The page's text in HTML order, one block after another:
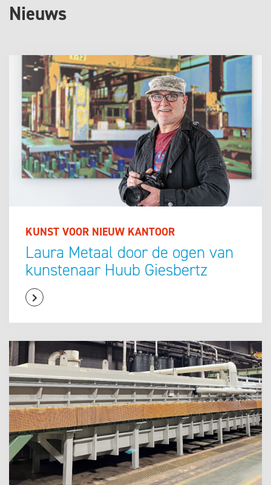
Nieuws
KUNST VOOR NIEUW KANTOOR
Laura Metaal door de ogen van
kunstenaar Huub Giesbertz